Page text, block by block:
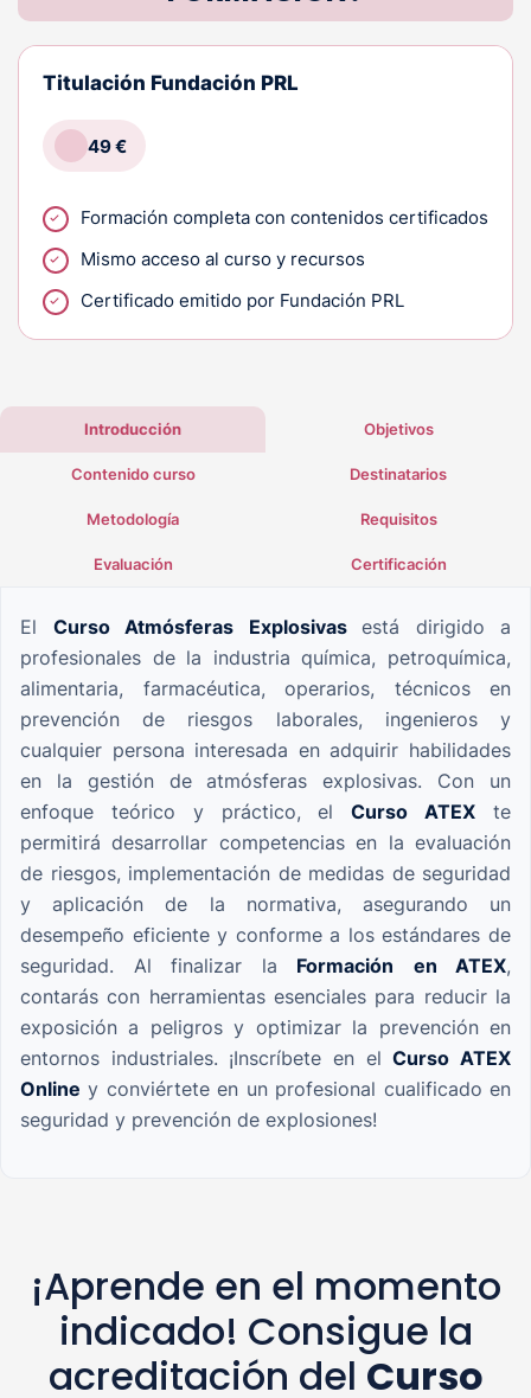
Titulación Fundación PRL
49 €
Formación completa con contenidos certificados
Mismo acceso al curso y recursos
Certificado emitido por Fundación PRL
Introducción Objetivos
Contenido curso Destinatarios
Metodología Requisitos
Evaluación Certificación
El Curso Atmósferas Explosivas está dirigido a
profesionales de la industria química, petroquímica,
alimentaria, farmacéutica, operarios, técnicos en
prevención de riesgos laborales, ingenieros y
cualquier persona interesada en adquirir habilidades
en la gestión de atmósferas explosivas. Con un
enfoque teórico y práctico, elCurso ATEX te
permitirá desarrollar competencias en la evaluación
de riesgos, implementación de medidas de seguridad
y aplicación de la normativa, asegurando un
desempeño eficiente y conforme a los estándares de
seguridad. Al finalizar la Formación en ATEX,
contarás con herramientas esenciales para reducir la
exposición a peligros y optimizar la prevención en
entornos industriales. ¡Inscríbete en elCurso ATEX
Online y conviértete en un profesional cualificado en
seguridad y prevención de explosiones!
¡Aprende en el momento
indicado! Consigue la
acreditación del Curso